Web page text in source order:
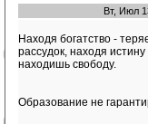
Вт, Июл
Находя богатство -
рассудок, находя
находишь свободу.
Образование не